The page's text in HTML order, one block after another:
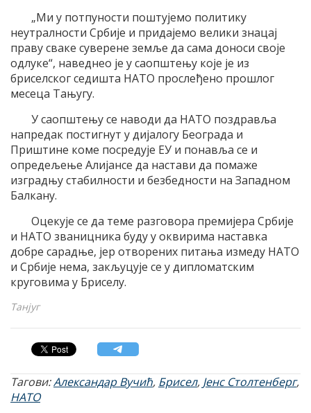
„Ми у потпуности поштујемо политику
неутралности Србије и придајемо велики знацај
праву сваке суверене земље да сама доноси своје
одлуке“, наведнео је у саопштењу које је из
бриселског седишта НАТО прослеђено прошлог
месеца Тањугу.
У саопштењу се наводи да НАТО поздравља
напредак постигнут у дијалогу Београда и
Приштине коме посредује ЕУ и понавља се и
опредељење Алијансе да настави да помаже
изградњу стабилности и безбедности на Западном
Балкану.
Оцекује се да теме разговора премијера Србије
и НАТО званицника буду у оквирима наставка
добре сарадње, јер отворених питања измеду НАТО
и Србије нема, закљуцује се у дипломатским
круговима у Бриселу.
Taнјуг
Тагови:Александар Вучић, Брисел, Јенс Столтенберг,
НАТО